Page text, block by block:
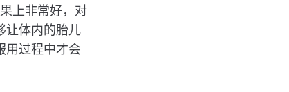
上非常好，对
让体内的胎儿
用过程中才会